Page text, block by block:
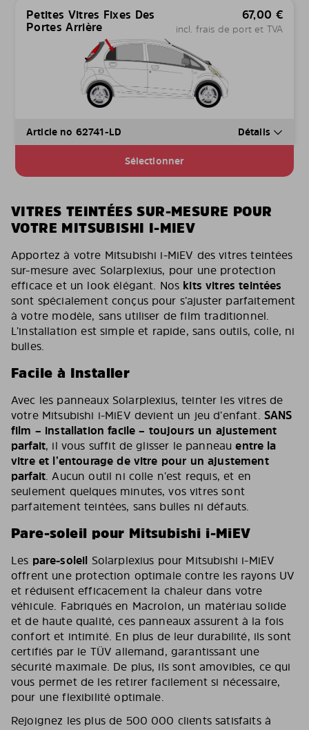
Petites Vitres Fixes Des
Portes Arrière
67,00 €
incl. frais de port et TVA
Article no 62741-LD Détails
Sélectionner
VITRES TEINTÉES SUR-MESURE POUR
VOTRE MITSUBISHI I-MIEV
Apportez à votre Mitsubishi i-MiEV des vitres teintées
sur-mesure avec Solarplexius, pour une protection
efficace et un look élégant. Nos kits vitres teintées
sont spécialement conçus pour s’ajuster parfaitement
à votre modèle, sans utiliser de film traditionnel.
L’installation est simple et rapide, sans outils, colle, ni
bulles.
Facile à Installer
Avec les panneaux Solarplexius, teinter les vitres de
votre Mitsubishi i-MiEV devient un jeu d’enfant. SANS
film – installation facile – toujours un ajustement
parfait, il vous suffit de glisser le panneauentre la
vitre et l’entourage de vitre pour un ajustement
parfait. Aucun outil ni colle n’est requis, et en
seulement quelques minutes, vos vitres sont
parfaitement teintées, sans bulles ni défauts.
Pare-soleil pour Mitsubishi i-MiEV
Les pare-soleil Solarplexius pour Mitsubishi i-MiEV
offrent une protection optimale contre les rayons UV
et réduisent efficacement la chaleur dans votre
véhicule. Fabriqués en Macrolon, un matériau solide
et de haute qualité, ces panneaux assurent à la fois
confort et intimité. En plus de leur durabilité, ils sont
certifiés par le TÜV allemand, garantissant une
sécurité maximale. De plus, ils sont amovibles, ce qui
vous permet de les retirer facilement si nécessaire,
pour une flexibilité optimale.
Rejoignez les plus de 500 000 clients satisfaits à